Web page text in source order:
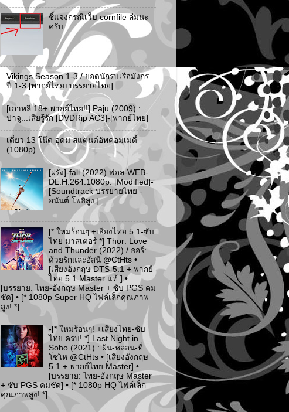
ชี้แจงกรณีเว็บ cornfile ล่มนะ
ครับ
Vikings Season 1-3 / ยอดนักรบเรือมังกร
ปี 1-3 [พากย์ไทย+บรรยายไทย]
[เกาหลี 18+ พากย์ไทย!!] Paju (2009) :
ปาจู...เสียรู้รัก [DVDRip AC3]-[พากย์ไทย]
เดี่ยว 13 โน๊ต อุดม สแตนด์อัพคอมเมดี้
(1080p)
[ฝรั่ง]-fall (2022) ฟอล-WEB-
DL.H.264.1080p. [Modified]-
[Soundtrack บรรยายไทย -
อนันต์ โพธิสูง ]
[* ใหม่ร้อนๆ +เสียงไทย 5.1-ซับ
ไทย มาสเตอร์ *] Thor: Love
and Thunder (2022) / ธอร์:
ด้วยรักและอัสนี @CtHts •
[เสียงอังกฤษ DTS-5.1 + พากย์
ไทย 5.1 Master แท้.] •
[บรรยาย: ไทย-อังกฤษ Master + ซับ PGS คม
ชัด] • [* 1080p Super HQ ไฟล์เล็กคุณภาพ
สูง! *]
-[* ใหม่ร้อนๆ! +เสียงไทย-ซับ
ไทย ครบ! *] Last Night in
Soho (2021) : ฝัน-หลอน-ที่
โซโห @CtHts • [เสียงอังกฤษ
5.1 + พากย์ไทย Master] •
[บรรยาย: ไทย-อังกฤษ Master
+ ซับ PGS คมชัด] • [* 1080p HQ ไฟล์เล็ก
คุณภาพสูง! *]